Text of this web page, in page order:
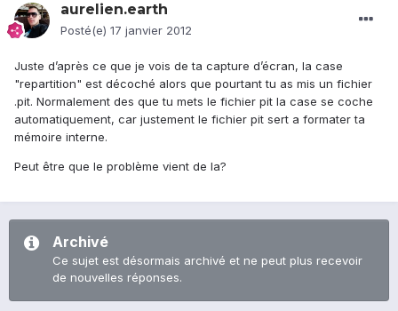
aurelien.earth
Posté(e) 17 janvier 2012
Juste d’après ce que je vois de ta capture d’écran, la case
"repartition" est décoché alors que pourtant tu as mis un fichier
.pit. Normalement des que tu mets le fichier pit la case se coche
automatiquement, car justement le fichier pit sert a formater ta
mémoire interne.
Peut être que le problème vient de la?
Archivé
Ce sujet est désormais archivé et ne peut plus recevoir
de nouvelles réponses.